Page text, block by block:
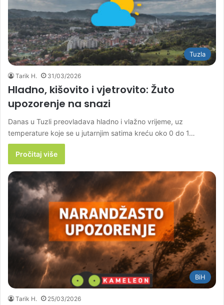
Tuzla
Tarik H. 31/03/2026
Hladno, kišovito i vjetrovito: Žuto
upozorenje na snazi
Danas u Tuzli preovladava hladno i vlažno vrijeme, uz
temperature koje se u jutarnjim satima kreću oko 0 do 1…
Pročitaj više
BiH
Tarik H. 25/03/2026